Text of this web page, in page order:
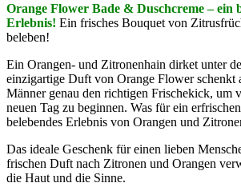
Orange Flower Bade & Duschcreme – ein
Erlebnis! Ein frisches Bouquet von
beleben!
Ein Orangen- und Zitronenhain dirket unter
einzigartige Duft von Orange Flower schenkt
Männer genau den richtigen Frischekick, um
neuen Tag zu beginnen. Was für ein
belebendes Erlebnis von Orangen und
Das ideale Geschenk für einen lieben
frischen Duft nach Zitronen und Orangen
die Haut und die Sinne.